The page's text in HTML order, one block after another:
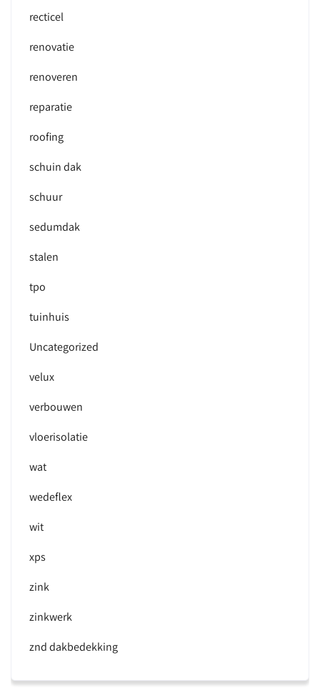
recticel
renovatie
renoveren
reparatie
roofing
schuin dak
schuur
sedumdak
stalen
tpo
tuinhuis
Uncategorized
velux
verbouwen
vloerisolatie
wat
wedeflex
wit
xps
zink
zinkwerk
znd dakbedekking